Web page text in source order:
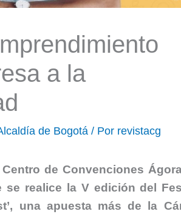
a la
de Bogotá / Por revistacg
de Convenciones
se realice la V edición del
una apuesta más de la